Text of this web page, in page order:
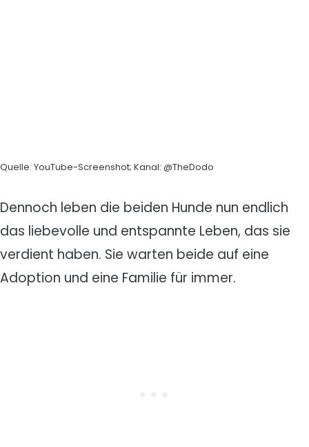
Quelle: YouTube-Screenshot; Kanal: @TheDodo
Dennoch leben die beiden Hunde nun endlich
das liebevolle und entspannte Leben, das sie
verdient haben. Sie warten beide auf eine
Adoption und eine Familie für immer.